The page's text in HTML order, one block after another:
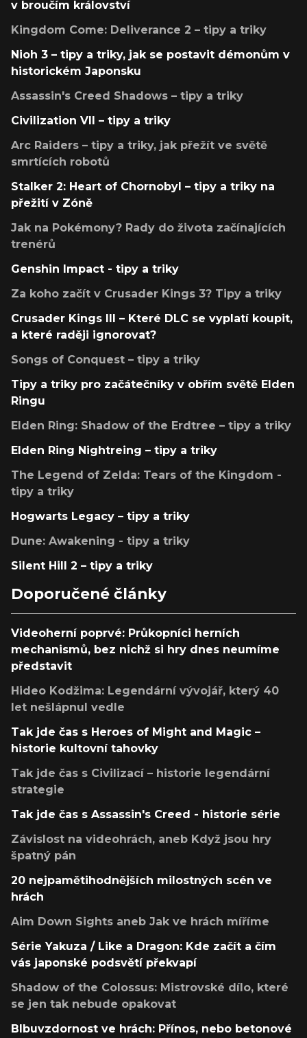
v broučím království
Kingdom Come: Deliverance 2 – tipy a triky
Nioh 3 – tipy a triky, jak se postavit démonům v
historickém Japonsku
Assassin's Creed Shadows – tipy a triky
Civilization VII – tipy a triky
Arc Raiders – tipy a triky, jak přežít ve světě
smrtících robotů
Stalker 2: Heart of Chornobyl – tipy a triky na
přežití v Zóně
Jak na Pokémony? Rady do života začínajících
trenérů
Genshin Impact - tipy a triky
Za koho začít v Crusader Kings 3? Tipy a triky
Crusader Kings III – Které DLC se vyplatí koupit,
a které raději ignorovat?
Songs of Conquest – tipy a triky
Tipy a triky pro začátečníky v obřím světě Elden
Ringu
Elden Ring: Shadow of the Erdtree – tipy a triky
Elden Ring Nightreing – tipy a triky
The Legend of Zelda: Tears of the Kingdom -
tipy a triky
Hogwarts Legacy – tipy a triky
Dune: Awakening - tipy a triky
Silent Hill 2 – tipy a triky
Doporučené články
Videoherní poprvé: Průkopníci herních
mechanismů, bez nichž si hry dnes neumíme
představit
Hideo Kodžima: Legendární vývojář, který 40
let nešlápnul vedle
Tak jde čas s Heroes of Might and Magic –
historie kultovní tahovky
Tak jde čas s Civilizací – historie legendární
strategie
Tak jde čas s Assassin's Creed - historie série
Závislost na videohrách, aneb Když jsou hry
špatný pán
20 nejpamětihodnějších milostných scén ve
hrách
Aim Down Sights aneb Jak ve hrách míříme
Série Yakuza / Like a Dragon: Kde začít a čím
vás japonské podsvětí překvapí
Shadow of the Colossus: Mistrovské dílo, které
se jen tak nebude opakovat
Blbuvzdornost ve hrách: Přínos, nebo betonové